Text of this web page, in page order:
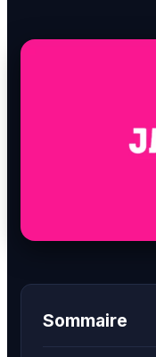
Qui Sommes-Nous
Sommaire